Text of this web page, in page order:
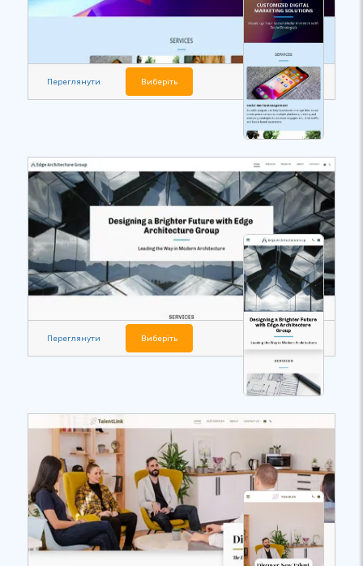
Переглянути Виберіть
Переглянути Виберіть